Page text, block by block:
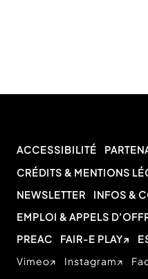
ACCESSIBILITÉ
CRÉDITS & MENTIONS
NEWSLETTER
INFOS &
EMPLOI & APPELS
PREAC
FAIR-E PLAY
Vimeo
Instagram